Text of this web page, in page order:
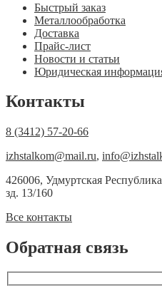
Быстрый заказ
Металлообработка
Доставка
Прайс-лист
Новости и статьи
Юридическая
Контакты
8 (3412) 57-20-66
izhstalkom@mail.ru,
426006, Удмуртская
зд. 13/160
Все контакты
Обратная связь